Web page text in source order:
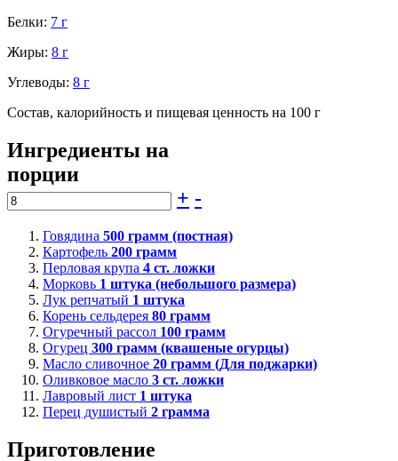
Белки: 7 г
Жиры: 8 г
Углеводы: 8 г
Состав, калорийность и пищевая ценность на 100 г
Ингредиенты на
порции
+ -
Говядина 500 грамм (постная)
Картофель 200 грамм
Перловая крупа 4 ст. ложки
Морковь 1 штука (небольшого размера)
Лук репчатый 1 штука
Корень сельдерея 80 грамм
Огуречный рассол 100 грамм
Огурец 300 грамм (квашеные огурцы)
Масло сливочное 20 грамм (Для поджарки)
Оливковое масло 3 ст. ложки
Лавровый лист 1 штука
Перец душистый 2 грамма
Приготовление